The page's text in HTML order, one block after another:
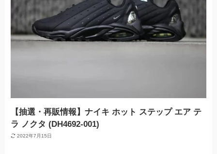
【抽選・再販情報】ナイキ ホット ステップ エア テ
ラ ノクタ (DH4692-001)
2022年7月15日